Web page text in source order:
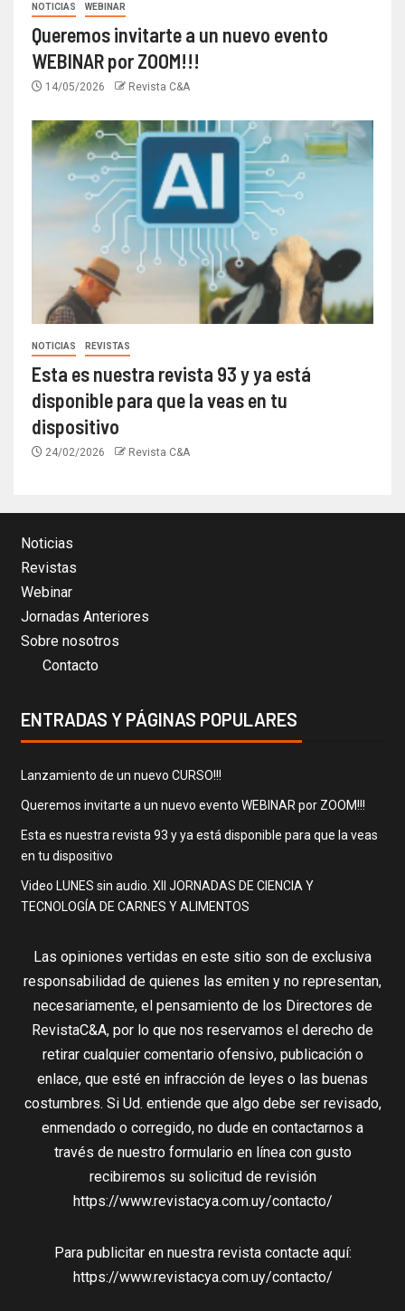
NOTICIAS WEBINAR
Queremos invitarte a un nuevo evento
WEBINAR por ZOOM!!!
14/05/2026 Revista C&A
NOTICIAS REVISTAS
Esta es nuestra revista 93 y ya está
disponible para que la veas en tu
dispositivo
24/02/2026 Revista C&A
Noticias
Revistas
Webinar
Jornadas Anteriores
Sobre nosotros
Contacto
ENTRADAS Y PÁGINAS POPULARES
Lanzamiento de un nuevo CURSO!!!
Queremos invitarte a un nuevo evento WEBINAR por ZOOM!!!
Esta es nuestra revista 93 y ya está disponible para que la veas
en tu dispositivo
Video LUNES sin audio. XII JORNADAS DE CIENCIA Y
TECNOLOGÍA DE CARNES Y ALIMENTOS
Las opiniones vertidas en este sitio son de exclusiva
responsabilidad de quienes las emiten y no representan,
necesariamente, el pensamiento de los Directores de
RevistaC&A, por lo que nos reservamos el derecho de
retirar cualquier comentario ofensivo, publicación o
enlace, que esté en infracción de leyes o las buenas
costumbres. Si Ud. entiende que algo debe ser revisado,
enmendado o corregido, no dude en contactarnos a
través de nuestro formulario en línea con gusto
recibiremos su solicitud de revisión
https://www.revistacya.com.uy/contacto/
Para publicitar en nuestra revista contacte aquí:
https://www.revistacya.com.uy/contacto/